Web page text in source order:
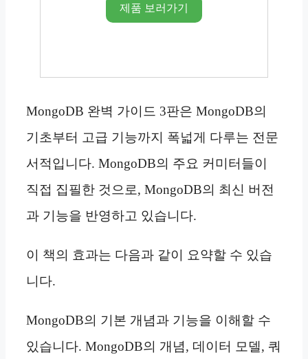
제품 보러가기
MongoDB 완벽 가이드 3판은 MongoDB의
기초부터 고급 기능까지 폭넓게 다루는 전문
서적입니다. MongoDB의 주요 커미터들이
직접 집필한 것으로, MongoDB의 최신 버전
과 기능을 반영하고 있습니다.
이 책의 효과는 다음과 같이 요약할 수 있습
니다.
MongoDB의 기본 개념과 기능을 이해할 수
있습니다. MongoDB의 개념, 데이터 모델, 쿼